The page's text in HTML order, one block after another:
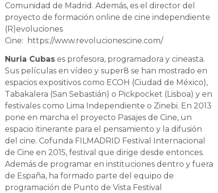
Comunidad de Madrid. Además, es el director del
proyecto de formación online de cine independiente
(R)evoluciones
Cine: https://www.revolucionescine.com/
Nuria Cubas es profesora, programadora y cineasta.
Sus películas en vídeo y super8 se han mostrado en
espacios expositivos como ECOH (Ciudad de México),
Tabakalera (San Sebastián) o Pickpocket (Lisboa) y en
festivales como Lima Independiente o Zinebi. En 2013
pone en marcha el proyecto Pasajes de Cine, un
espacio itinerante para el pensamiento y la difusión
del cine. Cofunda FILMADRID Festival Internacional
de Cine en 2015, festival que dirige desde entonces.
Además de programar en instituciones dentro y fuera
de España, ha formado parte del equipo de
programación de Punto de Vista Festival